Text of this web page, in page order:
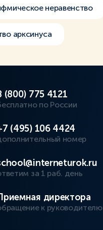
неравенство
арксинуса
(800) 775 4121
по России
(495) 106 4424
номер
за 1 раб. день
директора
к руководителю